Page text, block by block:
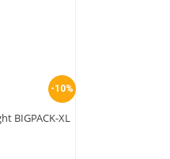
-10%
BIGPACK-XL